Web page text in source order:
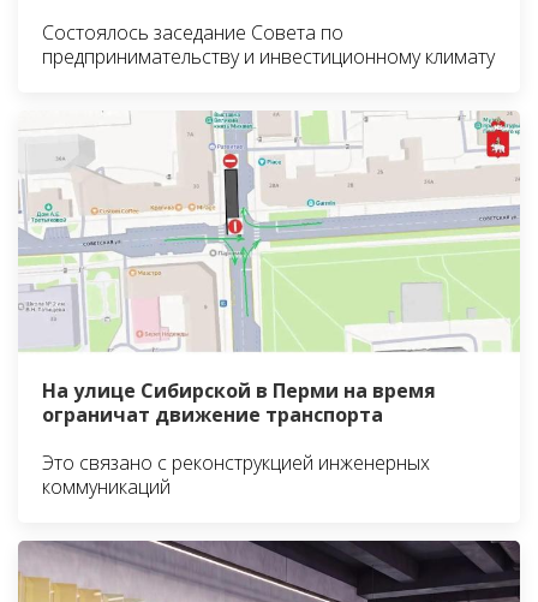
Состоялось заседание Совета по
предпринимательству и инвестиционному климату
На улице Сибирской в Перми на время
ограничат движение транспорта
Это связано с реконструкцией инженерных
коммуникаций